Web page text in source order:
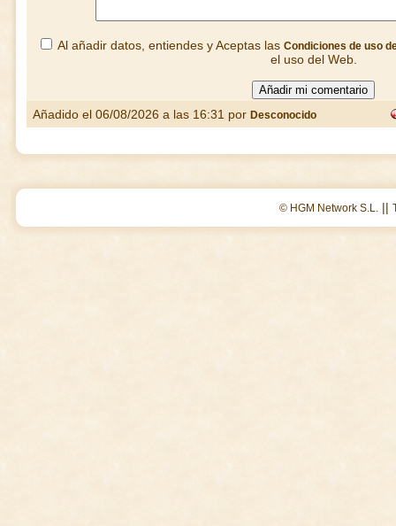
Al añadir datos, entiendes y Aceptas las Condiciones de uso
el uso del Web.
Añadido el 06/08/2026 a las 16:31 por Desconocido
© HGM Network S.L. ||